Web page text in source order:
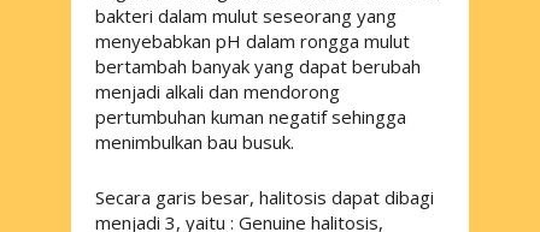
bakteri dalam mulut seseorang yang
menyebabkan pH dalam rongga mulut
bertambah banyak yang dapat berubah
menjadi alkali dan mendorong
pertumbuhan kuman negatif sehingga
menimbulkan bau busuk.
Secara garis besar, halitosis dapat dibagi
menjadi 3, yaitu : Genuine halitosis,